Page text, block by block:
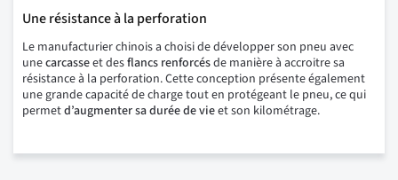
Une résistance à la perforation
Le manufacturier chinois a choisi de développer son pneu avec
unecarcasseet desflancs renforcésde manière à accroitre sa
résistance à la perforation. Cette conception présente également
une grande capacité de charge tout en protégeant le pneu, ce qui
permetd’augmenter sa durée de vieet son kilométrage.